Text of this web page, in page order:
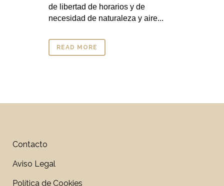
de libertad de horarios y de
necesidad de naturaleza y aire...
READ MORE
Contacto
Aviso Legal
Política de Cookies